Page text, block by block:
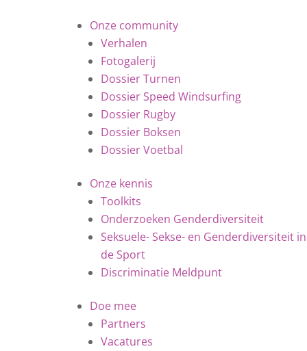
Onze community
Verhalen
Fotogalerij
Dossier Turnen
Dossier Speed Windsurfing
Dossier Rugby
Dossier Boksen
Dossier Voetbal
Onze kennis
Toolkits
Onderzoeken Genderdiversiteit
Seksuele- Sekse- en Genderdiversiteit in
de Sport
Discriminatie Meldpunt
Doe mee
Partners
Vacatures